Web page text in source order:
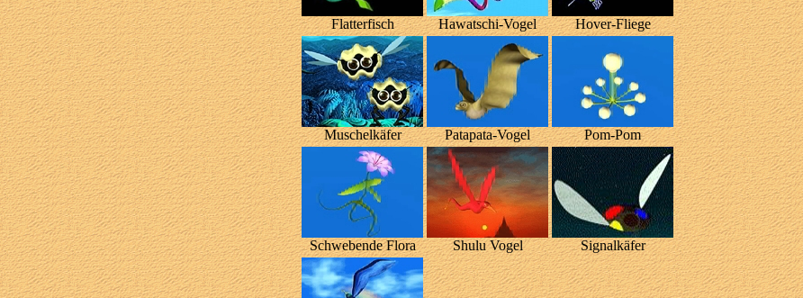
Flatterfisch Hawatschi-Vogel Hover-Fliege
Muschelkäfer Patapata-Vogel Pom-Pom
Schwebende Flora Shulu Vogel Signalkäfer